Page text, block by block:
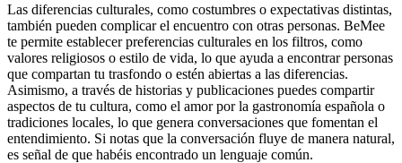
Las diferencias culturales, como costumbres o expectativas distintas,
también pueden complicar el encuentro con otras personas. BeMee
te permite establecer preferencias culturales en los filtros, como
valores religiosos o estilo de vida, lo que ayuda a encontrar personas
que compartan tu trasfondo o estén abiertas a las diferencias.
Asimismo, a través de historias y publicaciones puedes compartir
aspectos de tu cultura, como el amor por la gastronomía española o
tradiciones locales, lo que genera conversaciones que fomentan el
entendimiento. Si notas que la conversación fluye de manera natural,
es señal de que habéis encontrado un lenguaje común.